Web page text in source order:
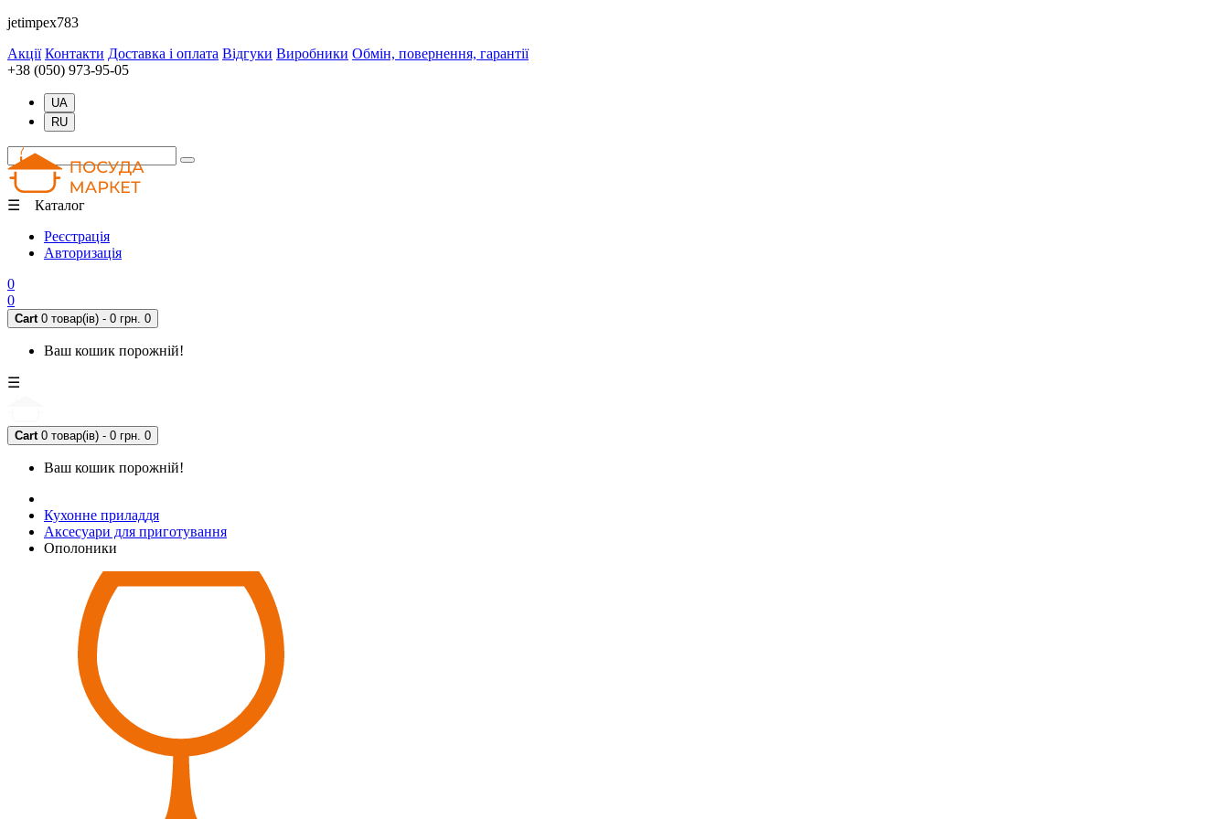
jetimpex783
Акції Контакти Доставка і оплата Відгуки Виробники Обмін, повернення, гарантії
+38 (050) 973-95-05
UA
RU
☰ Каталог
Реєстрація
Авторизація
0
0
Cart 0 товар(ів) - 0 грн. 0
Ваш кошик порожній!
☰
Cart 0 товар(ів) - 0 грн. 0
Ваш кошик порожній!
Кухонне приладдя
Аксесуари для приготування
Ополоники